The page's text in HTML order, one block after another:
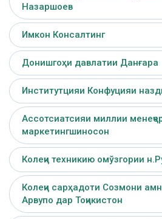
Назаршоев
Имкон Консалтинг
Донишгоҳи давлатии Данғара
Институтцияи Конфуцияи
Ассотсиатсияи миллии
маркетингшиносон
Колеҷи техникию омўзгории
Колеҷи сарҳадоти Созмони
Арвупо дар Тоҷикистон